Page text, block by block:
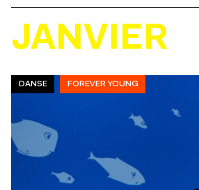
JANVIER
DANSE FOREVER YOUNG